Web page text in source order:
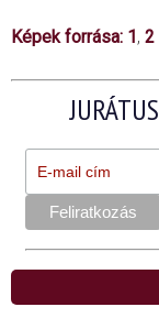
Képek forrása: 1, 2